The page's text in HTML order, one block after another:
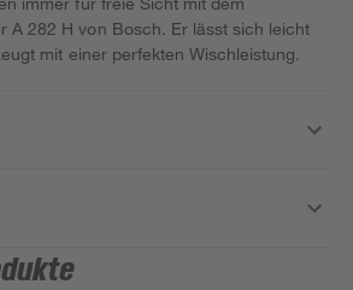
A 282 H von Bosch. Er lässt sich leicht
mit einer perfekten Wischleistung.